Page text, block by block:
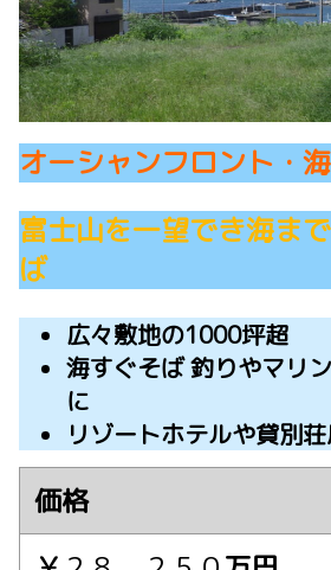
オーシャンフロント・
富士山を一望でき海ま
ば
広々敷地の1000坪超
海すぐそば 釣りやマリ
に
リゾートホテルや貸別
価格